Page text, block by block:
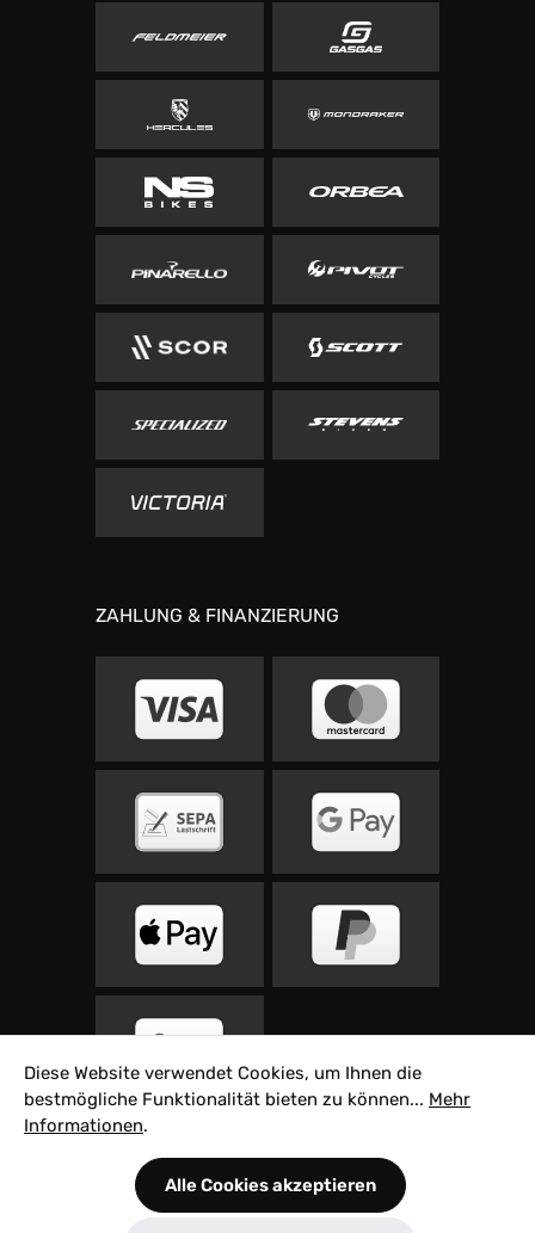
ZAHLUNG & FINANZIERUNG
Alle Preise inkl. gesetzl. Mehrwertsteuer zzgl.
Versandkosten
und ggf. Nachnahmegebühren,
Diese Website verwendet Cookies, um Ihnen die
bestmögliche Funktionalität bieten zu können... Mehr
Informationen.
Alle Cookies akzeptieren